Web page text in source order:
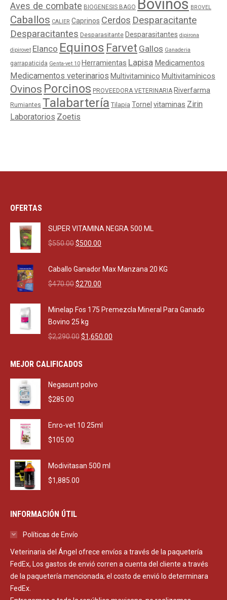
Aves de combate BIOGENESIS BAGO Bovinos BROVEL
Caballos CALIER Caprinos Cerdos Desparacitante
Desparacitantes Desparasitante Desparasitantes dipirona
dipirovet Elanco Equinos Farvet Gallos Ganaderia
garrapaticida Genta-vet 10 Herramientas Lapisa Medicamentos
Medicamentos veterinarios Multivitaminico Multivitamínicos
Ovinos Porcinos PROVEEDORA VETERINARIA Riverfarma
Rumiantes Talabartería Tilapia Tornel vitaminas Zirin
Laboratorios Zoetis
OFERTAS
SUPER VITAMINA NEGRA 500 ML
$550.00Original
was:
$550.00.
$500.00
is:
Caballo Ganador Max Manzana 20 KG
$470.00Original
was:
$470.00.
$270.00
is:
Minelap Fos 175 Premezcla Mineral Para Ganado
Bovino 25 kg
$2,290.00Original
was:
$1,650.00
MEJOR CALIFICADOS
Negasunt polvo
$285.00
Enro-vet 10 25ml
$105.00
Modivitasan 500 ml
$1,885.00
INFORMACIÓN ÚTIL
Políticas de Envío
Veterinaria del Ángel ofrece envíos a través de la paquetería
FedEx, Los gastos de envió corren a cuenta del cliente a través
de la paquetería mencionada; el costo de envió lo determinara
FedEx.